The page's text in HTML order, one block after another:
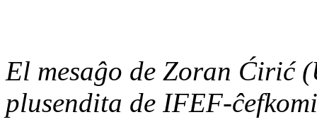
El mesaĝo de Zoran Ćirić
plusendita de IFEF-